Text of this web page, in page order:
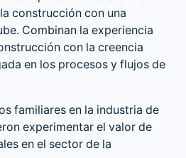
construcción con una
Combinan la experiencia
con la creencia
en los procesos y flujos de
familiares en la industria de
experimentar el valor de
en el sector de la